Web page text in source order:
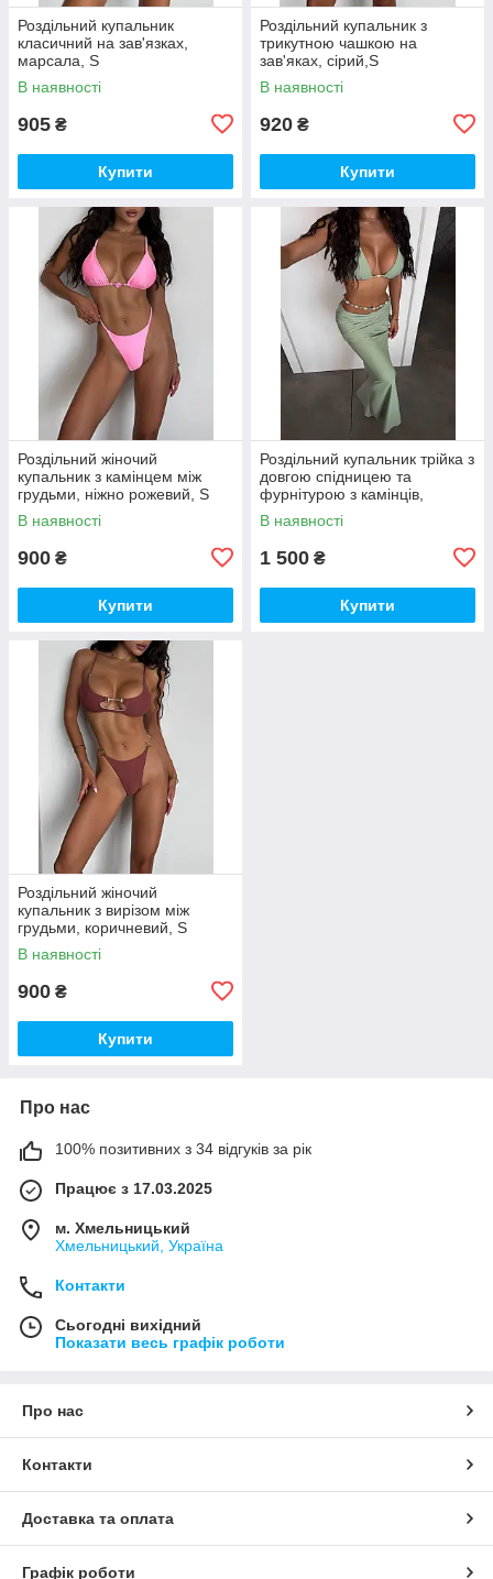
Роздільний купальник
класичний на зав'язках,
марсала, S
В наявності
905 ₴
Купити
Роздільний купальник з
трикутною чашкою на
зав'яках, сірий,S
В наявності
920 ₴
Купити
Роздільний жіночий
купальник з камінцем між
грудьми, ніжно рожевий, S
В наявності
900 ₴
Купити
Роздільний купальник трійка з
довгою спідницею та
фурнітурою з камінців,
фісташка, S
В наявності
1 500 ₴
Купити
Роздільний жіночий
купальник з вирізом між
грудьми, коричневий, S
В наявності
900 ₴
Купити
Про нас
100% позитивних з 34 відгуків за рік
Працює з 17.03.2025
м. Хмельницький
Хмельницький, Україна
Контакти
Сьогодні вихідний
Показати весь графік роботи
Про нас
Контакти
Доставка та оплата
Графік роботи